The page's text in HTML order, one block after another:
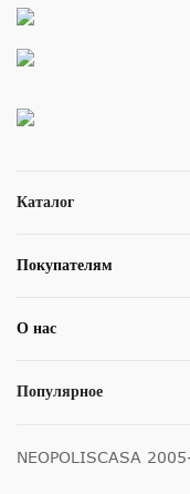
Каталог
Покупателям
О нас
Популярное
NEOPOLISCASA